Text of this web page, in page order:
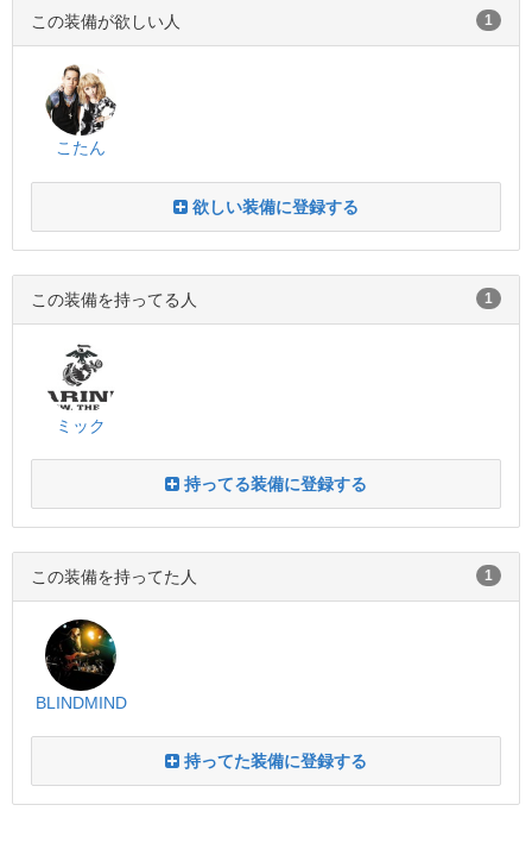
この装備が欲しい人 1
こたん
欲しい装備に登録する
この装備を持ってる人 1
ミック
持ってる装備に登録する
この装備を持ってた人 1
BLINDMIND
持ってた装備に登録する